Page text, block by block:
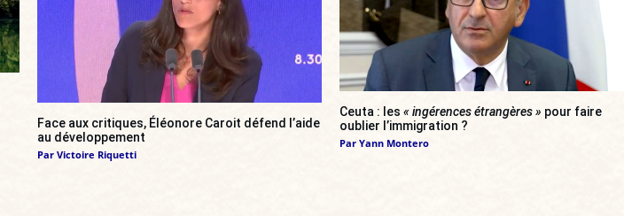
Face aux critiques, Éléonore Caroit défend l’aide
au développement
Par Victoire Riquetti
Ceuta : les « ingérences étrangères » pour faire
oublier l’immigration ?
Par Yann Montero